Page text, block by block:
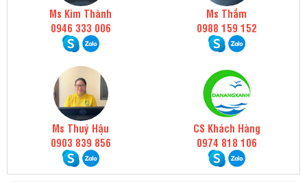
Ms Kim Thành
0946 333 006
Ms Thắm
0988 159 152
Ms Thuý Hậu
0903 839 856
CS Khách Hàng
0974 818 106